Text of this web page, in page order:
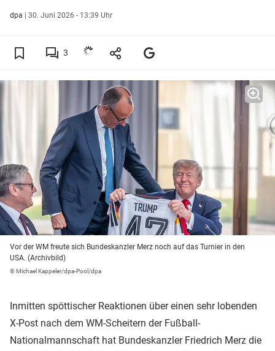
dpa | 30. Juni 2026 - 13:39 Uhr
3
Vor der WM freute sich Bundeskanzler Merz noch auf das Turnier in den
USA. (Archivbild)
© Michael Kappeler/dpa-Pool/dpa
Inmitten spöttischer Reaktionen über einen sehr lobenden
X-Post nach dem WM-Scheitern der Fußball-
Nationalmannschaft hat Bundeskanzler Friedrich Merz die